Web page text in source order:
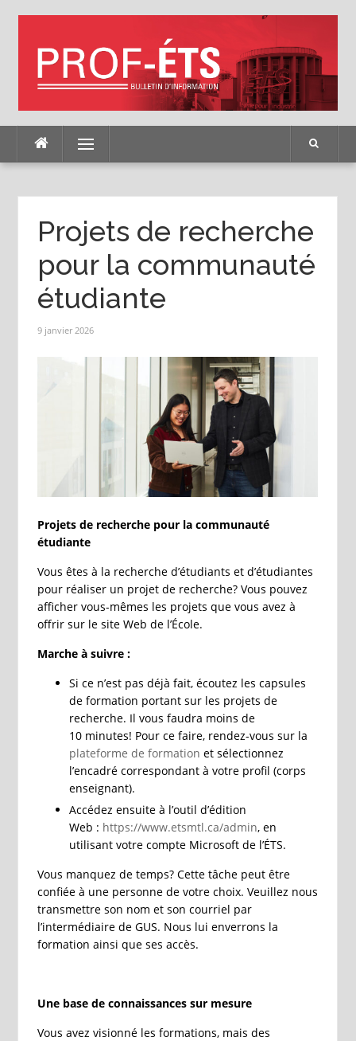
Menu
Projets de recherche
pour la communauté
étudiante
9 janvier 2026
Projets de recherche pour la communauté
étudiante
Vous êtes à la recherche d’étudiants et d’étudiantes
pour réaliser un projet de recherche? Vous pouvez
afficher vous-mêmes les projets que vous avez à
offrir sur le site Web de l’École.
Marche à suivre :
Si ce n’est pas déjà fait, écoutez les capsules
de formation portant sur les projets de
recherche. Il vous faudra moins de
10 minutes! Pour ce faire, rendez-vous sur la
plateforme de formation et sélectionnez
l’encadré correspondant à votre profil (corps
enseignant).
Accédez ensuite à l’outil d’édition
Web : https://www.etsmtl.ca/admin, en
utilisant votre compte Microsoft de l’ÉTS.
Vous manquez de temps? Cette tâche peut être
confiée à une personne de votre choix. Veuillez nous
transmettre son nom et son courriel par
l’intermédiaire de GUS. Nous lui enverrons la
formation ainsi que ses accès.
Une base de connaissances sur mesure
Vous avez visionné les formations, mais des